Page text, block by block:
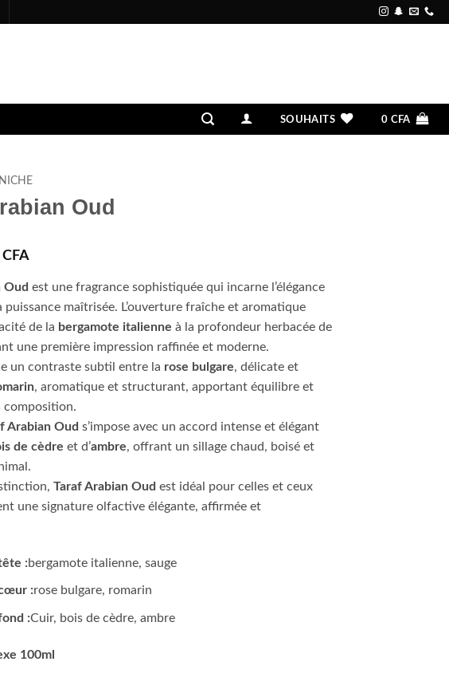
SOUHAITS 0 CFA
Oud
CFA
Oud est une fragrance sophistiquée qui incarne l’élégance
puissance maîtrisée. L’ouverture fraîche et aromatique
de la bergamote italienne à la profondeur herbacée de
une première impression raffinée et moderne.
un contraste subtil entre la rose bulgare, délicate et
, aromatique et structurant, apportant équilibre et
composition.
Arabian Oud s’impose avec un accord intense et élégant
de cèdre et d’ambre, offrant un sillage chaud, boisé et
Taraf Arabian Oud est idéal pour celles et ceux
une signature olfactive élégante, affirmée et
:bergamote italienne, sauge
:rose bulgare, romarin
:Cuir, bois de cèdre, ambre
100ml
Arabian Oud